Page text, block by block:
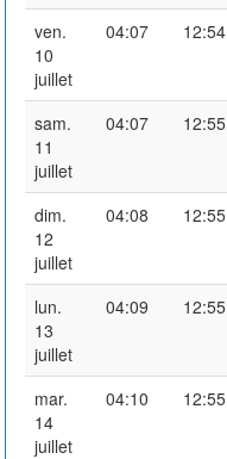
ven.
10
juillet
04:07 12:54
sam.
11
juillet
04:07 12:55
dim.
12
juillet
04:08 12:55
lun.
13
juillet
04:09 12:55
mar.
14
juillet
04:10 12:55